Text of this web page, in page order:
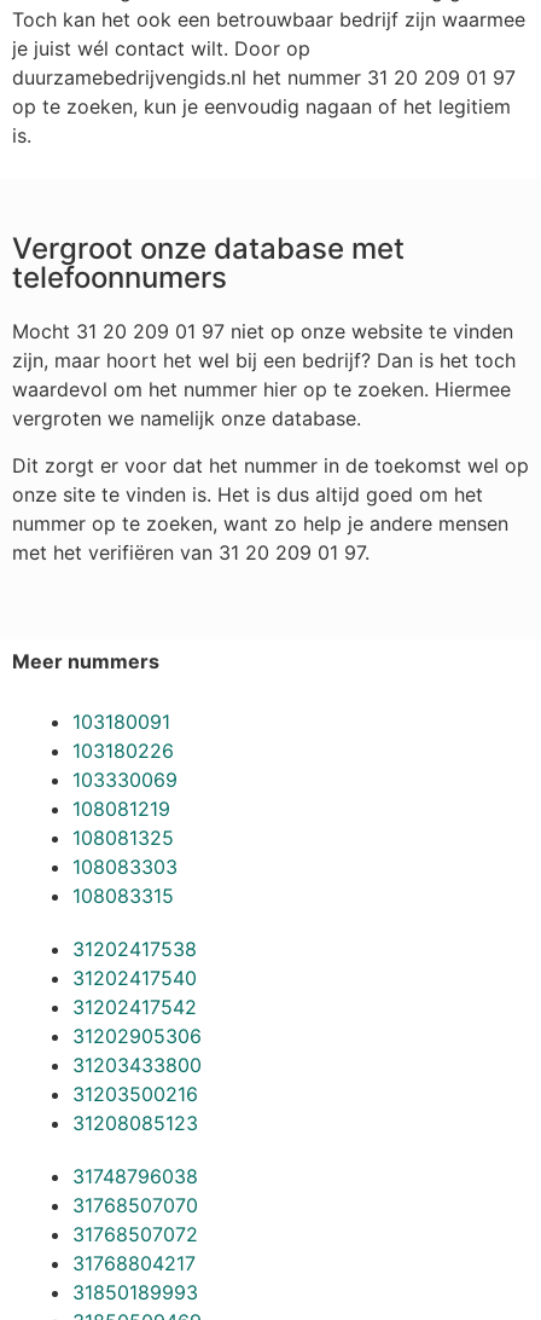
Toch kan het ook een betrouwbaar bedrijf zijn waarmee
je juist wél contact wilt. Door op
duurzamebedrijvengids.nl het nummer 31 20 209 01 97
op te zoeken, kun je eenvoudig nagaan of het legitiem
is.
Vergroot onze database met
telefoonnumers
Mocht 31 20 209 01 97 niet op onze website te vinden
zijn, maar hoort het wel bij een bedrijf? Dan is het toch
waardevol om het nummer hier op te zoeken. Hiermee
vergroten we namelijk onze database.
Dit zorgt er voor dat het nummer in de toekomst wel op
onze site te vinden is. Het is dus altijd goed om het
nummer op te zoeken, want zo help je andere mensen
met het verifiëren van 31 20 209 01 97.
Meer nummers
103180091
103180226
103330069
108081219
108081325
108083303
108083315
31202417538
31202417540
31202417542
31202905306
31203433800
31203500216
31208085123
31748796038
31768507070
31768507072
31768804217
31850189993